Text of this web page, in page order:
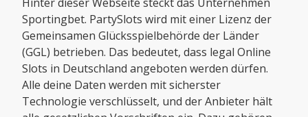
Sportingbet. PartySlots wird mit einer Lizenz der
Gemeinsamen Glücksspielbehörde der Länder
(GGL) betrieben. Das bedeutet, dass legal Online
Slots in Deutschland angeboten werden dürfen.
Alle deine Daten werden mit sicherster
Technologie verschlüsselt, und der Anbieter hält